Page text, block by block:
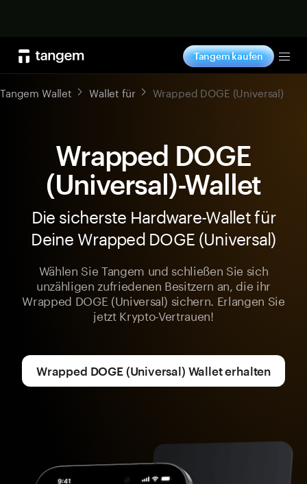
Tangem kaufen
Tangem Wallet Wallet für Wrapped DOGE (Universal)
Wrapped DOGE
(Universal)-Wallet
Die sicherste Hardware-Wallet für
Deine Wrapped DOGE (Universal)
Wählen Sie Tangem und schließen Sie sich
unzähligen zufriedenen Besitzern an, die ihr
Wrapped DOGE (Universal) sichern. Erlangen Sie
jetzt Krypto-Vertrauen!
Wrapped DOGE (Universal) Wallet erhalten